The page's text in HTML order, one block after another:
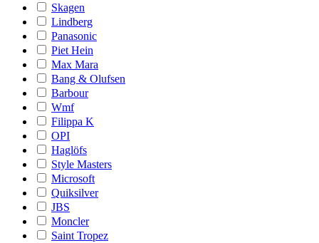
Skagen
Lindberg
Panasonic
Piet Hein
Max Mara
Bang & Olufsen
Barbour
Wmf
Filippa K
OPI
Haglöfs
Style Masters
Microsoft
Quiksilver
JBS
Moncler
Saint Tropez